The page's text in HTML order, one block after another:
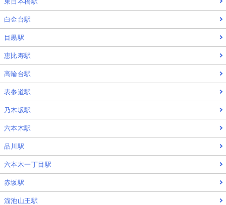
白金台駅
目黒駅
恵比寿駅
高輪台駅
表参道駅
乃木坂駅
六本木駅
品川駅
六本木一丁目駅
赤坂駅
溜池山王駅